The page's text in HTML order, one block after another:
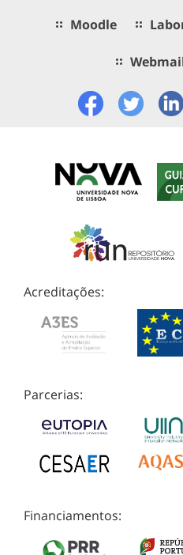
Moodle
Acreditações:
Parcerias:
Financiamentos: